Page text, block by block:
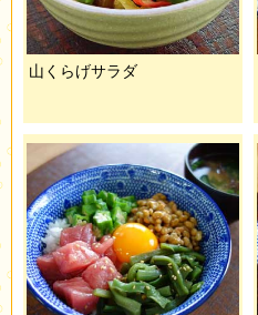
山くらげサラダ